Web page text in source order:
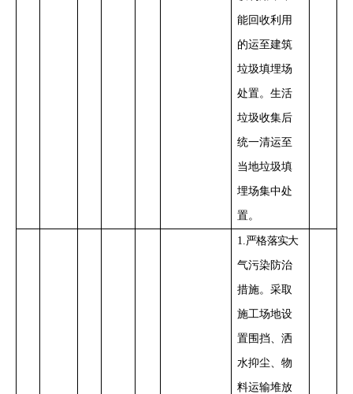
能回收利用
的运至建筑
垃圾填埋场
处置。生活
垃圾收集后
统一清运至
当地垃圾填
埋场集中处
置。
1.严格落实大
气污染防治
措施。采取
施工场地设
置围挡、洒
水抑尘、物
料运输堆放